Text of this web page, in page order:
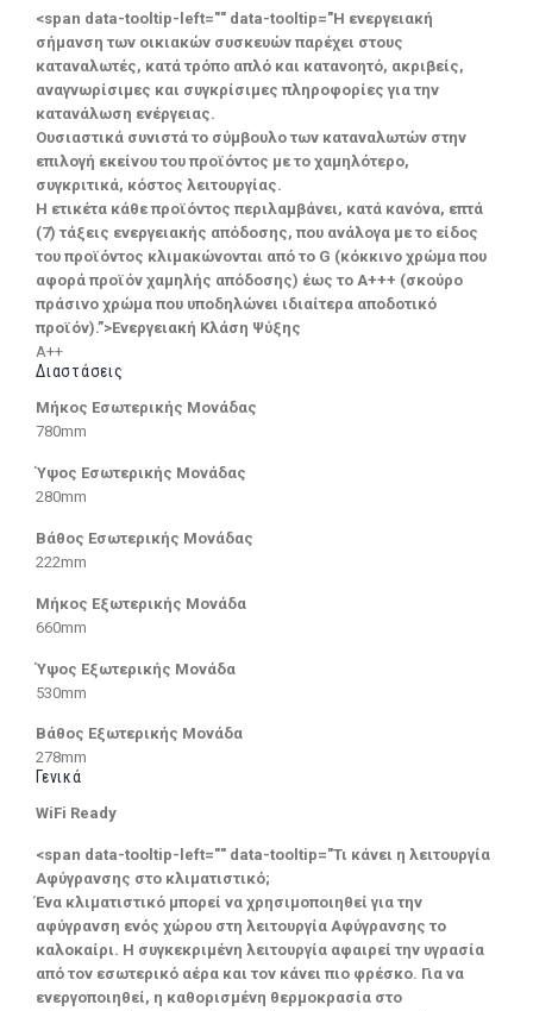
<span data-tooltip-left="" data-tooltip="Η ενεργειακή
σήμανση των οικιακών συσκευών παρέχει στους
καταναλωτές, κατά τρόπο απλό και κατανοητό, ακριβείς,
αναγνωρίσιμες και συγκρίσιμες πληροφορίες για την
κατανάλωση ενέργειας.
Ουσιαστικά συνιστά το σύμβουλο των καταναλωτών στην
επιλογή εκείνου του προϊόντος με το χαμηλότερο,
συγκριτικά, κόστος λειτουργίας.
Η ετικέτα κάθε προϊόντος περιλαμβάνει, κατά κανόνα, επτά
(7) τάξεις ενεργειακής απόδοσης, που ανάλογα με το είδος
του προϊόντος κλιμακώνονται από το G (κόκκινο χρώμα που
αφορά προϊόν χαμηλής απόδοσης) έως το Α+++ (σκούρο
πράσινο χρώμα που υποδηλώνει ιδιαίτερα αποδοτικό
προϊόν).”>Ενεργειακή Κλάση Ψύξης
A++
Διαστάσεις
Μήκος Εσωτερικής Μονάδας
780mm
Ύψος Εσωτερικής Μονάδας
280mm
Βάθος Εσωτερικής Μονάδας
222mm
Μήκος Εξωτερικής Μονάδα
660mm
Ύψος Εξωτερικής Μονάδα
530mm
Βάθος Εξωτερικής Μονάδα
278mm
Γενικά
WiFi Ready
<span data-tooltip-left="" data-tooltip="Τι κάνει η λειτουργία
Αφύγρανσης στο κλιματιστικό;
Ένα κλιματιστικό μπορεί να χρησιμοποιηθεί για την
αφύγρανση ενός χώρου στη λειτουργία Αφύγρανσης το
καλοκαίρι. Η συγκεκριμένη λειτουργία αφαιρεί την υγρασία
από τον εσωτερικό αέρα και τον κάνει πιο φρέσκο. Για να
ενεργοποιηθεί, η καθορισμένη θερμοκρασία στο